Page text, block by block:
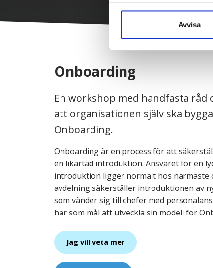
Avvisa
Onboarding
En workshop med handfasta råd
att organisationen själv ska
Onboarding.
Onboarding är en process för att
en likartad introduktion. Ansvaret för en
introduktion ligger normalt hos närmaste
avdelning säkerställer introduktionen av
som vänder sig till chefer med
har som mål att utveckla sin modell för
Jag vill veta mer